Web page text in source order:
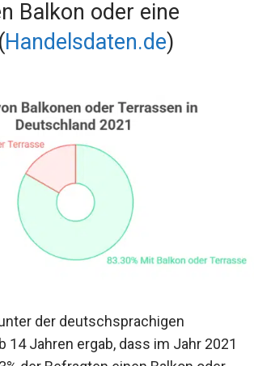
Balkon oder eine
Handelsdaten.de)
der deutschsprachigen
14 Jahren ergab, dass im Jahr 2021